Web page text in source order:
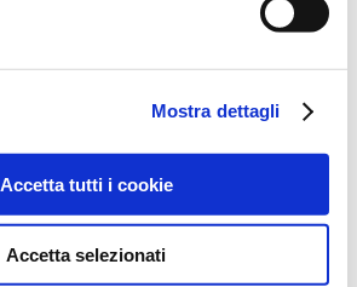
Mostra dettagli
Accetta tutti i cookie
Accetta selezionati